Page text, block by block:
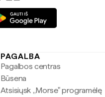
PAGALBA
Pagalbos centras
Būsena
Atsisiųsk „Morse" programėlę